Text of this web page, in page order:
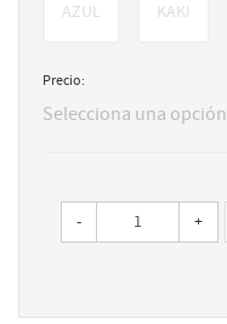
AZUL KAKI
Precio:
Selecciona una opción
- +